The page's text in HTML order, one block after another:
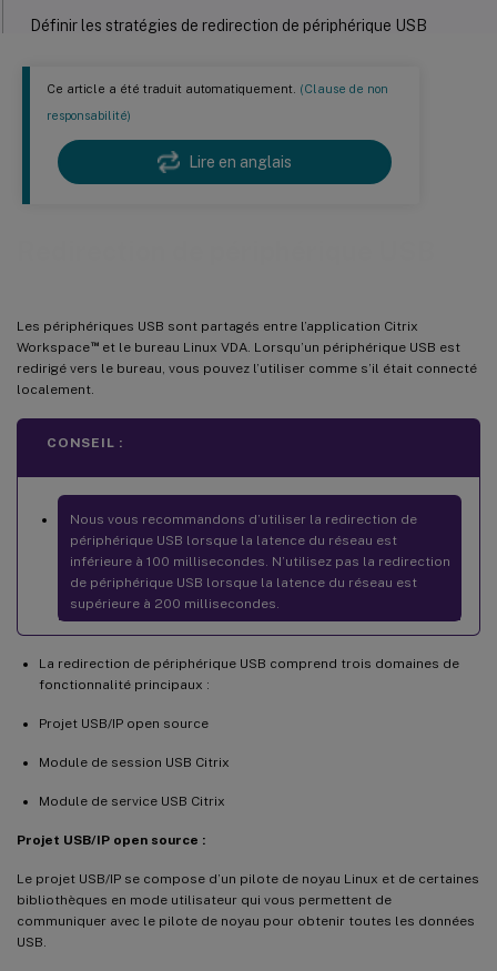
Ce article a été traduit automatiquement. (Clause de non
responsabilité)
Lire en anglais
Les périphériques USB sont partagés entre l’application Citrix
Workspace™et le bureau Linux VDA. Lorsqu’un périphérique USB est
redirigé vers le bureau, vous pouvez l’utiliser comme s’il était connecté
localement.
CONSEIL :
Nous vous recommandons d’utiliser la redirection de
périphérique USB lorsque la latence du réseau est
inférieure à 100 millisecondes. N’utilisez pas la redirection
de périphérique USB lorsque la latence du réseau est
supérieure à 200 millisecondes.
La redirection de périphérique USB comprend trois domaines de
fonctionnalité principaux :
Projet USB/IP open source
Module de session USB Citrix
Module de service USB Citrix
Projet USB/IP open source :
Le projet USB/IP se compose d’un pilote de noyau Linux et de certaines
bibliothèques en mode utilisateur qui vous permettent de
communiquer avec le pilote de noyau pour obtenir toutes les données
USB.
Définir les stratégies de redirection de périphérique USB
Impossible de démonter le disque USB redirigé
USB
Aucun périphérique dans la barre d’outils de l’application Citrix
Un périphérique USB est redirigé avec succès, mais je ne peux
pas l’utiliser dans ma session